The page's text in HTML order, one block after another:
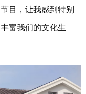
目，让我感到特别
富我们的文化生